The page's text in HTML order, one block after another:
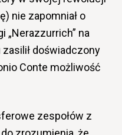
nie zapomniał o
„Nerazzurrich” na
doświadczony
Conte możliwość
zespołów z